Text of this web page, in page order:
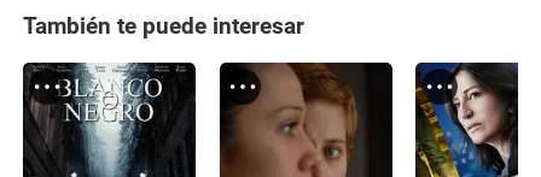
También te puede interesar